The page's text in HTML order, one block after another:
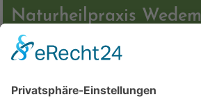
Naturheilpraxis
Aniela Petrak Heilpraktikerin:
sondern sind in einigen Bereichen eine